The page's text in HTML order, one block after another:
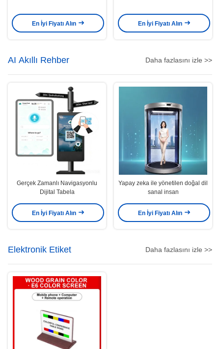
En İyi Fiyatı Alın En İyi Fiyatı Alın
AI Akıllı Rehber Daha fazlasını izle >>
Gerçek Zamanlı Navigasyonlu
Dijital Tabela
En İyi Fiyatı Alın
Yapay zeka ile yönetilen doğal dil
sanal insan
En İyi Fiyatı Alın
Elektronik Etiket Daha fazlasını izle >>